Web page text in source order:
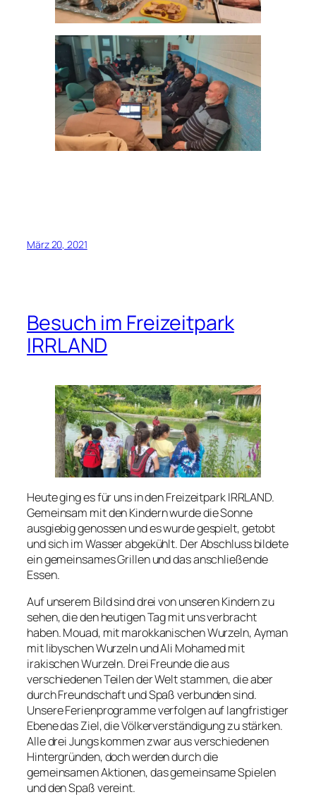
März 20, 2021
Besuch im Freizeitpark
IRRLAND
Heute ging es für uns in den Freizeitpark IRRLAND.
Gemeinsam mit den Kindern wurde die Sonne
ausgiebig genossen und es wurde gespielt, getobt
und sich im Wasser abgekühlt. Der Abschluss bildete
ein gemeinsames Grillen und das anschließende
Essen.
Auf unserem Bild sind drei von unseren Kindern zu
sehen, die den heutigen Tag mit uns verbracht
haben. Mouad, mit marokkanischen Wurzeln, Ayman
mit libyschen Wurzeln und Ali Mohamed mit
irakischen Wurzeln. Drei Freunde die aus
verschiedenen Teilen der Welt stammen, die aber
durch Freundschaft und Spaß verbunden sind.
Unsere Ferienprogramme verfolgen auf langfristiger
Ebene das Ziel, die Völkerverständigung zu stärken.
Alle drei Jungs kommen zwar aus verschiedenen
Hintergründen, doch werden durch die
gemeinsamen Aktionen, das gemeinsame Spielen
und den Spaß vereint.